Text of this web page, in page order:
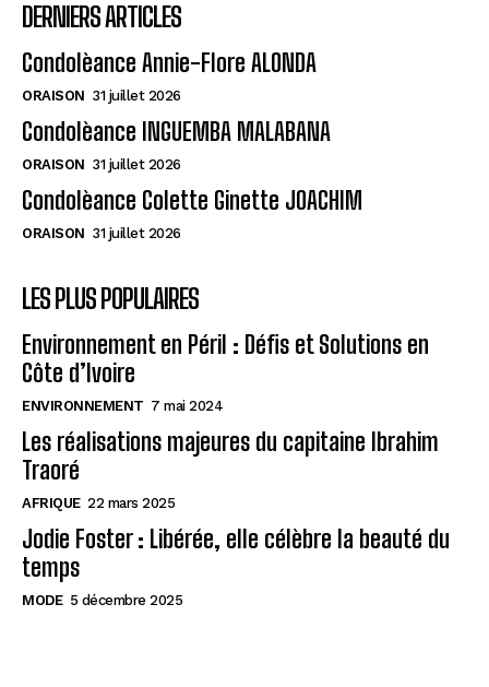
DERNIERS ARTICLES
Condolèance Annie-Flore ALONDA
ORAISON 31 juillet 2026
Condolèance INGUEMBA MALABANA
ORAISON 31 juillet 2026
Condolèance Colette Ginette JOACHIM
ORAISON 31 juillet 2026
LES PLUS POPULAIRES
Environnement en Péril : Défis et Solutions en
Côte d’Ivoire
ENVIRONNEMENT 7 mai 2024
Les réalisations majeures du capitaine Ibrahim
Traoré
AFRIQUE 22 mars 2025
Jodie Foster : Libérée, elle célèbre la beauté du
temps
MODE 5 décembre 2025